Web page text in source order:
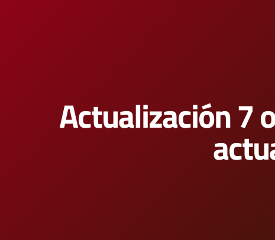
Actualización 7